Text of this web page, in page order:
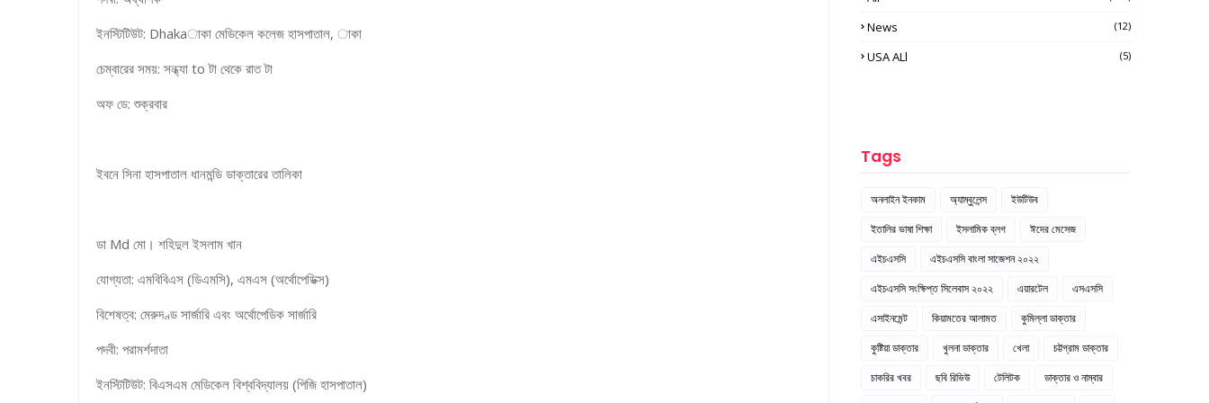
ইনস্টিটিউট: Dhakaাকা মেডিকেল কলেজ হাসপাতাল, াকা
চেম্বারের সময়: সন্ধ্যা to টা থেকে রাত টা
অফ ডে: শুক্রবার
ইবনে সিনা হাসপাতাল ধানমন্ডি ডাক্তারের তালিকা
ডা Md মো। শহিদুল ইসলাম খান
যোগ্যতা: এমবিবিএস (ডিএমসি), এমএস (অর্থোপেডিক্স)
বিশেষত্ব: মেরুদণ্ড সার্জারি এবং অর্থোপেডিক সার্জারি
পদবী: পরামর্শদাতা
ইনস্টিটিউট: বিএসএম মেডিকেল বিশ্ববিদ্যালয় (পিজি হাসপাতাল)
News (12)
USA ALl (5)
Tags
অনলাইন ইনকাম অ্যাম্বুলেন্স
ইউটিউব
ইতালির ভাষা শিক্ষা
ইসলামিক ব্লগ
ঈদের মেসেজ
এইচএসসি
এইচএসসি বাংলা সাজেশন ২০২২
এইচএসসি সংক্ষিপ্ত সিলেবাস ২০২২
এয়ারটেল
এসএসসি
এসাইনমেন্ট
কিয়ামতের আলামত
কুমিল্লা ডাক্তার
কুষ্টিয়া ডাক্তার
খুলনা ডাক্তার খেলা
চট্টগ্রাম ডাক্তার
চাকরির খবর
ছবি রিভিউ টেলিটক
ডাক্তার ও নাম্বার